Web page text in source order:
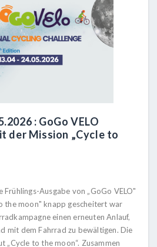
: GoGo VELO
der Mission „Cycle to
Ausgabe von „GoGo VELO"
the moon" knapp gescheitert war
einen erneuten Anlauf,
mit dem Fahrrad zu bewältigen. Die
„Cycle to the moon“. Zusammen